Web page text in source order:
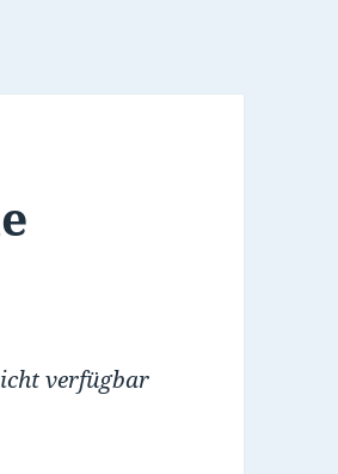
verfügbar